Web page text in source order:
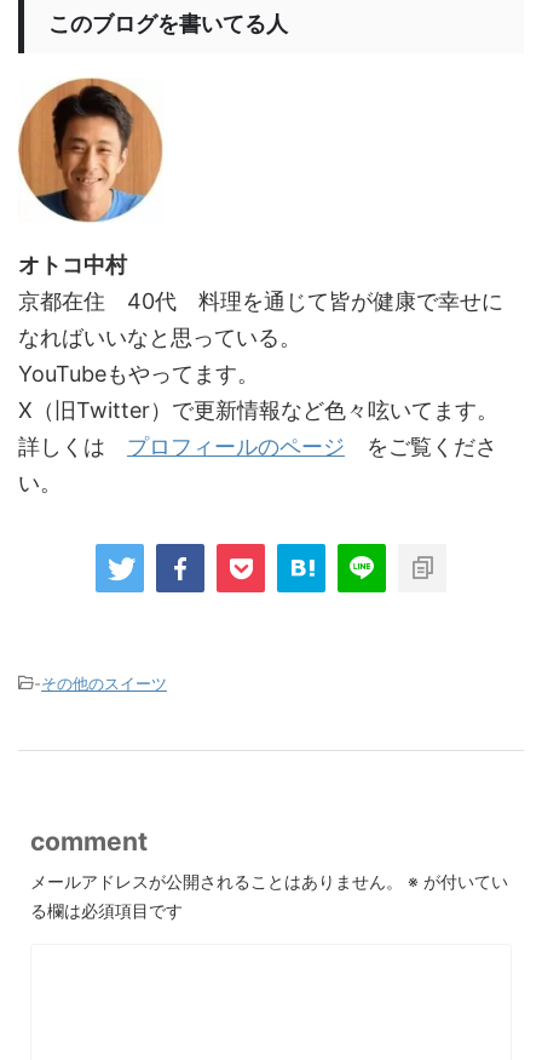
このブログを書いてる人
オトコ中村
京都在住 40代 料理を通じて皆が健康で幸せに
なればいいなと思っている。
YouTubeもやってます。
X（旧Twitter）で更新情報など色々呟いてます。
詳しくは プロフィールのページ をご覧くださ
い。
-その他のスイーツ
comment
メールアドレスが公開されることはありません。 ※ が付いてい
る欄は必須項目です